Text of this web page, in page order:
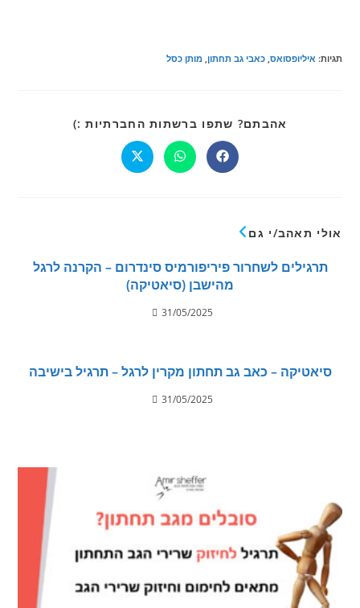
תגיות: איליופסואס, כאבי גב תחתון, מותן כסל
אהבתם? שתפו ברשתות החברתיות :)
אולי תאהב/י גם
תרגילים לשחרור פיריפורמיס סינדרום – הקרנה לרגל
מהישבן (סיאטיקה)
31/05/2025
סיאטיקה – כאב גב תחתון מקרין לרגל – תרגיל בישיבה
31/05/2025